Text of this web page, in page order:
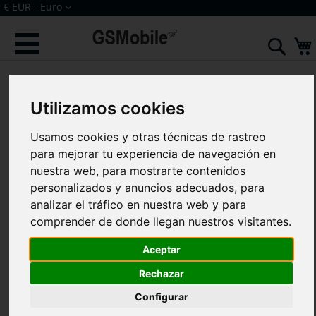
Utilizamos cookies
Usamos cookies y otras técnicas de rastreo
para mejorar tu experiencia de navegación en
nuestra web, para mostrarte contenidos
personalizados y anuncios adecuados, para
analizar el tráfico en nuestra web y para
comprender de donde llegan nuestros visitantes.
Aceptar
Rechazar
Configurar
Ir
al
contenido
Moneda
€ EUR - Euro
galería
imágenes